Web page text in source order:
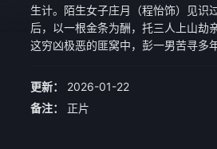
生计。陌生女子庄月（程怡饰）见识
后，以一根金条为酬，托三人上山劫
这穷凶极恶的匪窝中，彭一男苦寻多
一男闯匪窝，讨血债，爽除恶，杀到底
更新：
2026-01-22
备注：
正片